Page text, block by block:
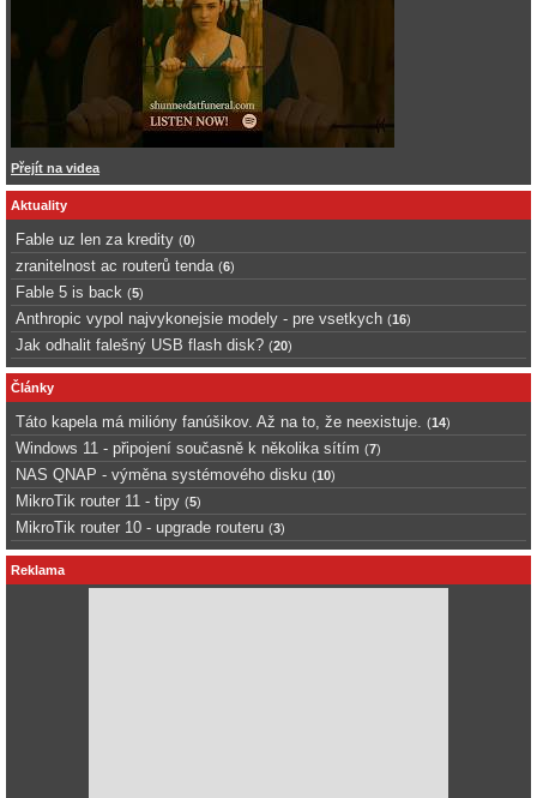
Přejít na videa
Aktuality
Fable uz len za kredity (0)
zranitelnost ac routerů tenda (6)
Fable 5 is back (5)
Anthropic vypol najvykonejsie modely - pre vsetkych (16)
Jak odhalit falešný USB flash disk? (20)
Články
Táto kapela má milióny fanúšikov. Až na to, že neexistuje. (14)
Windows 11 - připojení současně k několika sítím (7)
NAS QNAP - výměna systémového disku (10)
MikroTik router 11 - tipy (5)
MikroTik router 10 - upgrade routeru (3)
Reklama